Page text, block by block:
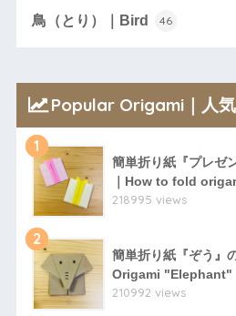
鳥（とり）｜Bird 46
Popular Origami｜人気
1
簡単折り紙『プレゼ
｜How to fold
218995 views
2
簡単折り紙『ぞう』
Origami "Elephant"
210992 views